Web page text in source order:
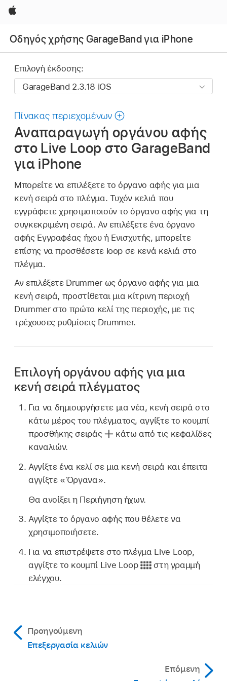
Apple
Οδηγός χρήσης GarageBand για iPhone
Επιλογή έκδοσης:
Πίνακας περιεχομένων
Αναπαραγωγή οργάνου αφής
στο Live Loop στο GarageBand
για iPhone
Μπορείτε να επιλέξετε το όργανο αφής για μια
κενή σειρά στο πλέγμα. Τυχόν κελιά που
εγγράφετε χρησιμοποιούν το όργανο αφής για τη
συγκεκριμένη σειρά. Αν επιλέξετε ένα όργανο
αφής Εγγραφέας ήχου ή Ενισχυτής, μπορείτε
επίσης να προσθέσετε loop σε κενά κελιά στο
πλέγμα.
Αν επιλέξετε Drummer ως όργανο αφής για μια
κενή σειρά, προστίθεται μια κίτρινη περιοχή
Drummer στο πρώτο κελί της περιοχής, με τις
τρέχουσες ρυθμίσεις Drummer.
Επιλογή οργάνου αφής για μια
κενή σειρά πλέγματος
Για να δημιουργήσετε μια νέα, κενή σειρά στο
κάτω μέρος του πλέγματος, αγγίξτε το κουμπί
προσθήκης σειράς
κάτω από τις κεφαλίδες
καναλιών.
Αγγίξτε ένα κελί σε μια κενή σειρά και έπειτα
αγγίξτε «Όργανα».
Θα ανοίξει η Περιήγηση ήχων.
Αγγίξτε το όργανο αφής που θέλετε να
χρησιμοποιήσετε.
Για να επιστρέψετε στο πλέγμα Live Loop,
αγγίξτε το κουμπί Live Loop
στη γραμμή
ελέγχου.
Προηγούμενη
Επεξεργασία κελιών
Επόμενη